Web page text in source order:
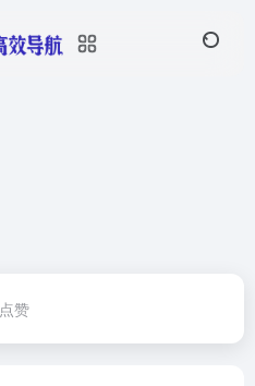
点赞